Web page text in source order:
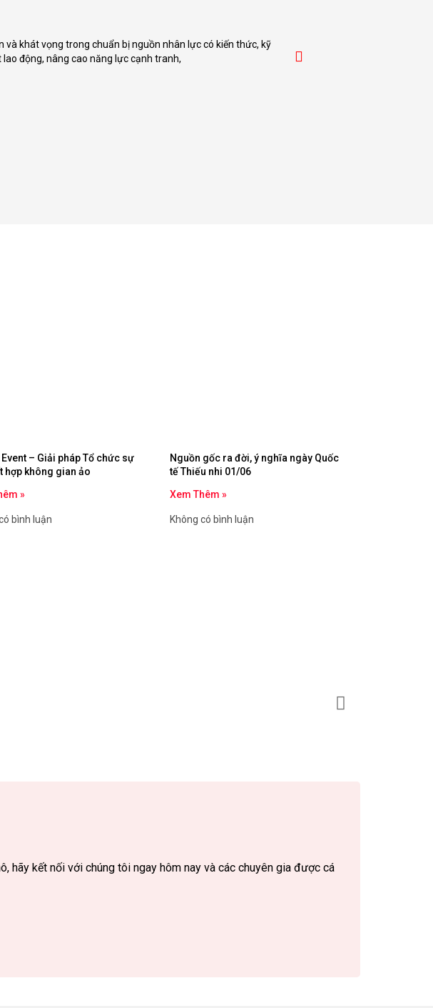
và khát vọng trong chuẩn bị nguồn nhân lực có kiến thức, kỹ
động, nâng cao năng lực cạnh tranh,
– Giải pháp Tổ chức sự
hợp không gian ảo
»
bình luận
Nguồn gốc ra đời, ý nghĩa ngày Quốc
tế Thiếu nhi 01/06
Xem Thêm »
Không có bình luận
hãy kết nối với chúng tôi ngay hôm nay và các chuyên gia được cá